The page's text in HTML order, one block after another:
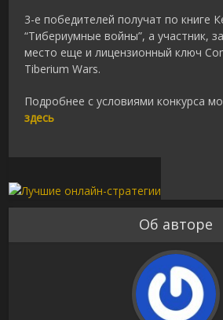
3-е победителей получатпо книге
“Тибериумные войны”, а участник,
место еще и лицензионный ключ
Tiberium Wars.
Подробнее с условиями конкурса
здесь
Об авторе